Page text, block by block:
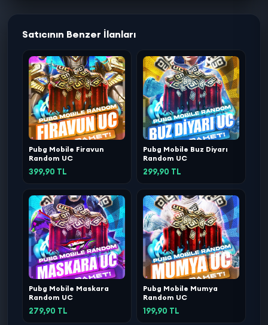
Satıcının Benzer İlanları
Pubg Mobile Firavun
Random UC
399,90 TL
Pubg Mobile Buz Diyarı
Random UC
299,90 TL
Pubg Mobile Maskara
Random UC
279,90 TL
Pubg Mobile Mumya
Random UC
199,90 TL